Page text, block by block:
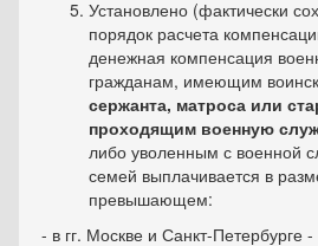
Установлено (фактически
порядок расчета
денежная компенсация
гражданам, имеющим
сержанта, матроса или
проходящим военную
либо уволенным с военной
семей выплачивается в
превышающем:
- в гг. Москве и Санкт-Петербурге